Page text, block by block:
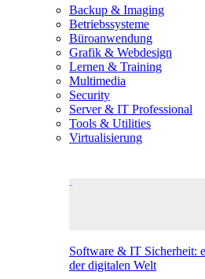
Backup & Imaging
Betriebssysteme
Büroanwendung
Grafik & Webdesign
Lernen & Training
Multimedia
Security
Server & IT Professional
Tools & Utilities
Virtualisierung
Software & IT Sicherheit:
der digitalen Welt